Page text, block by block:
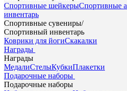
Спортивные шейкерыСпортивные
инвентарь
Спортивные сувениры/
Спортивный инвентарь
Коврики для йогиСкакалки
Награды
Награды
МедалиСтелыКубкиПлакетки
Подарочные наборы
Подарочные наборы